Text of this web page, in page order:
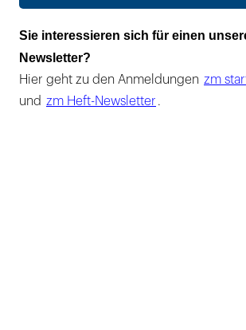
Sie interessieren sich für einen
Newsletter?
Hier geht zu den Anmeldungen zm
und zm Heft-Newsletter .